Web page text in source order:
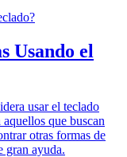
Usando el
usar el teclado
que buscan
otras formas de
gran ayuda.